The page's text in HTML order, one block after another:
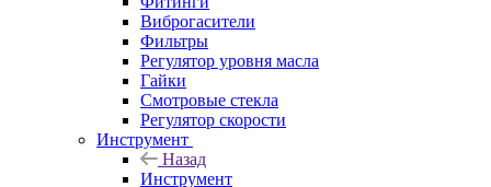
Виброгасители
Фильтры
Регулятор уровня масла
Гайки
Смотровые стекла
Регулятор скорости
Инструмент
Назад
Инструмент